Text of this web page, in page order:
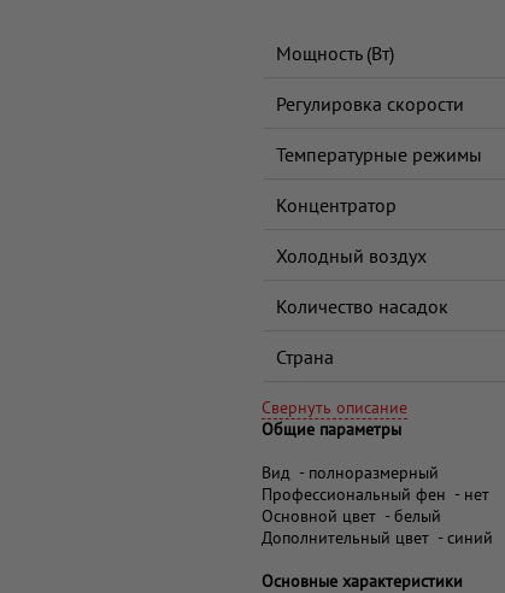
Мощность (Вт)
Регулировка скорости
Температурные режимы
Концентратор
Холодный воздух
Количество насадок
Страна
Свернуть описание
Общие параметры
Вид - полноразмерный
Профессиональный фен - нет
Основной цвет - белый
Дополнительный цвет - синий
Основные характеристики